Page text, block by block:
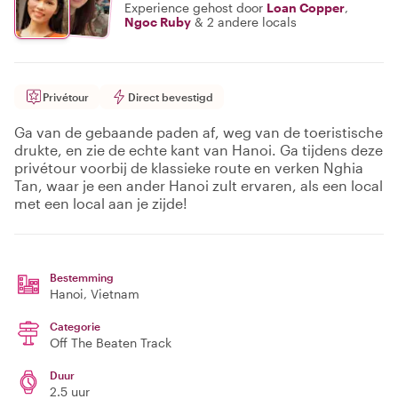
Experience gehost door Loan Copper,
Ngoc Ruby & 2 andere locals
Privétour Direct bevestigd
Ga van de gebaande paden af, weg van de toeristische
drukte, en zie de echte kant van Hanoi. Ga tijdens deze
privétour voorbij de klassieke route en verken Nghia
Tan, waar je een ander Hanoi zult ervaren, als een local
met een local aan je zijde!
Bestemming
Hanoi, Vietnam
Categorie
Off The Beaten Track
Duur
2.5 uur